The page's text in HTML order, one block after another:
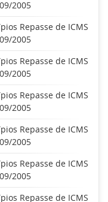
2005
Repasse de ICMS
2005
Repasse de ICMS
2005
Repasse de ICMS
2005
Repasse de ICMS
2005
Repasse de ICMS
2005
Repasse de ICMS